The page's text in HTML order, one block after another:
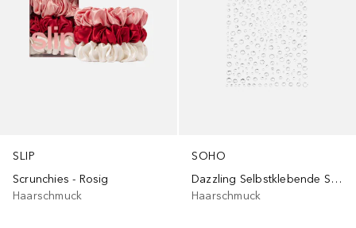
SLIP
Scrunchies - Rosig
Haarschmuck
SOHO
Dazzling Selbstklebende Strasssteine
Haarschmuck